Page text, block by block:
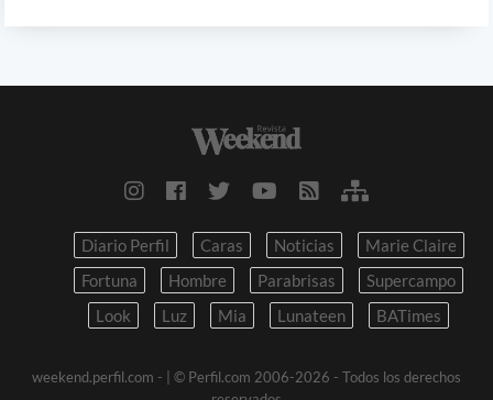
Diario Perfil Caras Noticias
Marie Claire
Fortuna
Hombre Parabrisas
Supercampo
Look
Luz Mia Lunateen BATimes
weekend.perfil.com -
| © Perfil.com 2006-2026 - Todos los derechos